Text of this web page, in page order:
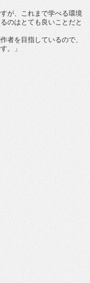
が、
これまで学べる環境
のはとても良いことだと
者を目指しているので、
。」